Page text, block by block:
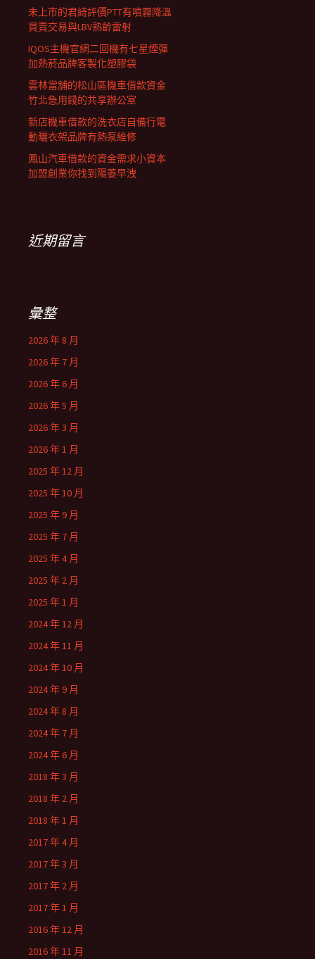
未上市的君綺評價PTT有噴霧降溫
買賣交易與LBV熟齡雷射
IQOS主機官網二回機有七星煙彈
加熱菸品牌客製化塑膠袋
雲林當舖的松山區機車借款資金
竹北急用錢的共享辦公室
新店機車借款的洗衣店自備行電
動曬衣架品牌有熱泵維修
鳳山汽車借款的資金需求小資本
加盟創業你找到陽萎早洩
近期留言
彙整
2026 年 8 月
2026 年 7 月
2026 年 6 月
2026 年 5 月
2026 年 3 月
2026 年 1 月
2025 年 12 月
2025 年 10 月
2025 年 9 月
2025 年 7 月
2025 年 4 月
2025 年 2 月
2025 年 1 月
2024 年 12 月
2024 年 11 月
2024 年 10 月
2024 年 9 月
2024 年 8 月
2024 年 7 月
2024 年 6 月
2018 年 3 月
2018 年 2 月
2018 年 1 月
2017 年 4 月
2017 年 3 月
2017 年 2 月
2017 年 1 月
2016 年 12 月
2016 年 11 月